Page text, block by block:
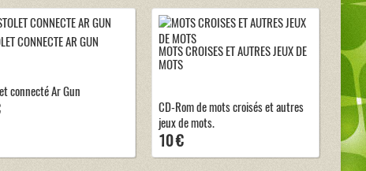
CONNECTE AR GUN
connecté Ar Gun
MOTS CROISES ET AUTRES JEUX DE
MOTS
CD-Rom de mots croisés et autres
jeux de mots.
10 €